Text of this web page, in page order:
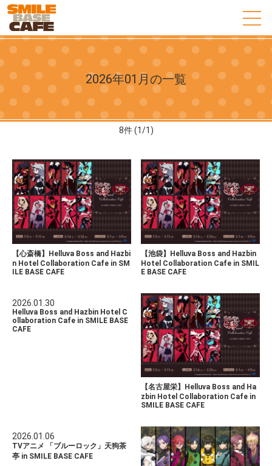
2026年01月の一覧
8件 (1/1)
【心斎橋】Helluva Boss and Hazbi
n Hotel Collaboration Cafe in SM
ILE BASE CAFE
【池袋】Helluva Boss and Hazbin
Hotel Collaboration Cafe in SMIL
E BASE CAFE
2026.01.30
Helluva Boss and Hazbin Hotel C
ollaboration Cafe in SMILE BASE
CAFE
【名古屋栄】Helluva Boss and Ha
zbin Hotel Collaboration Cafe in
SMILE BASE CAFE
2026.01.06
TVアニメ 「ブルーロック」天狗茶
亭 in SMILE BASE CAFE